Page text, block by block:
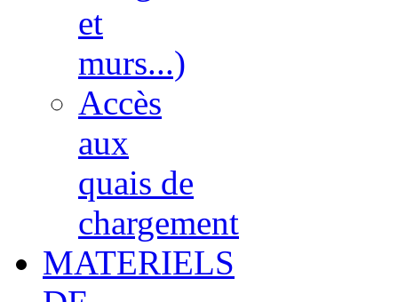
et
murs...)
Accès
aux
quais de
chargement
MATERIELS